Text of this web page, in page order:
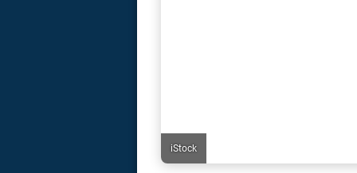
iStock